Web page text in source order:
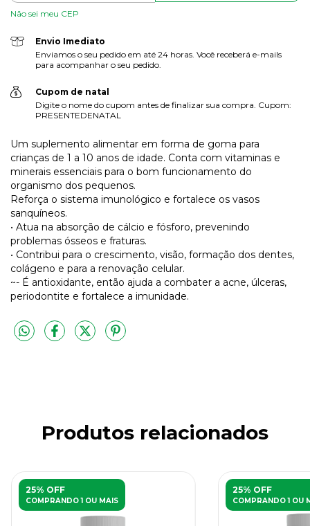
Não sei meu CEP
Envio Imediato
Enviamos o seu pedido em até 24 horas. Você receberá e-mails
para acompanhar o seu pedido.
Cupom de natal
Digite o nome do cupom antes de finalizar sua compra. Cupom:
PRESENTEDENATAL
Um suplemento alimentar em forma de goma para
crianças de 1 a 10 anos de idade. Conta com vitaminas e
minerais essenciais para o bom funcionamento do
organismo dos pequenos.
Reforça o sistema imunológico e fortalece os vasos
sanquíneos.
• Atua na absorção de cálcio e fósforo, prevenindo
problemas ósseos e fraturas.
• Contribui para o crescimento, visão, formação dos dentes,
colágeno e para a renovação celular.
~- É antioxidante, então ajuda a combater a acne, úlceras,
periodontite e fortalece a imunidade.
Produtos relacionados
25% OFF
COMPRANDO 1 OU MAIS
25% OFF
COMPRANDO 1 OU